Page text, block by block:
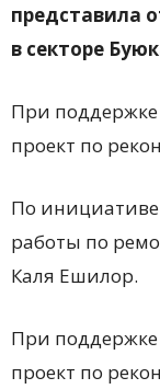
представила
в секторе
При
проект по
По
работы по
Каля Ешилор.
При
проект по